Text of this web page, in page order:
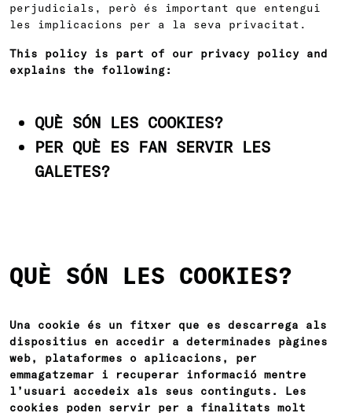
perjudicials, però és important que entengui
les implicacions per a la seva privacitat.
This policy is part of our privacy policy and
explains the following:
QUÈ SÓN LES COOKIES?
PER QUÈ ES FAN SERVIR LES
GALETES?
QUÈ SÓN LES COOKIES?
Una cookie és un fitxer que es descarrega als
dispositius en accedir a determinades pàgines
web, plataformes o aplicacions, per
emmagatzemar i recuperar informació mentre
l’usuari accedeix als seus continguts. Les
cookies poden servir per a finalitats molt